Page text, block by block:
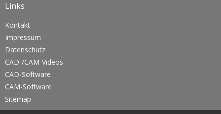
Links
Kontakt
Impressum
Datenschutz
CAD-/CAM-Videos
CAD-Software
CAM-Software
Sitemap